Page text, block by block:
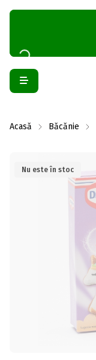
Acasă Băcănie
Nu este în stoc